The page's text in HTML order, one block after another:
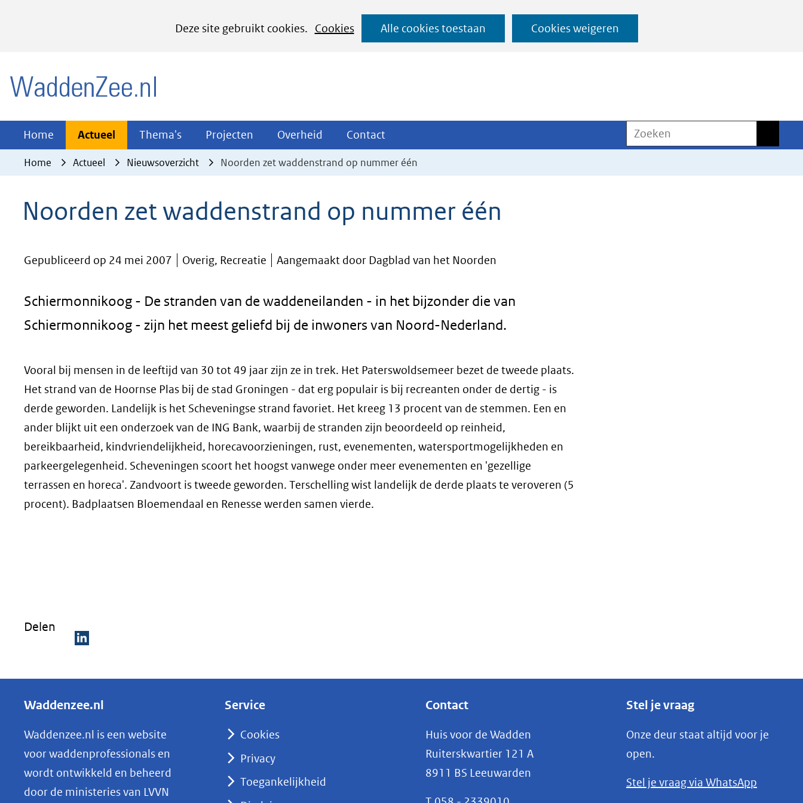
Deze site gebruikt cookies.
Cookies
het
cookies
website
worden
Alle cookies toestaan Cookies weigeren
Ga
naar
Home Actueel Actueel
Uitklappen
Thema's Thema's
Uitklappen
Projecten Projecten
Uitklappen
Overheid Overheid
Uitklappen
Contact
Uitklappen
Zoeken
Home Actueel Nieuwsoverzicht Noorden zet waddenstrand op nummer één
Noorden zet waddenstrand op nummer één
Gepubliceerd op 24 mei 2007 Overig, Recreatie Aangemaakt door Dagblad van het Noorden
Schiermonnikoog - De stranden van de waddeneilanden - in het bijzonder die van
Schiermonnikoog - zijn het meest geliefd bij de inwoners van Noord-Nederland.
Vooral bij mensen in de leeftijd van 30 tot 49 jaar zijn ze in trek. Het Paterswoldsemeer bezet de tweede plaats.
Het strand van de Hoornse Plas bij de stad Groningen - dat erg populair is bij recreanten onder de dertig - is
derde geworden. Landelijk is het Scheveningse strand favoriet. Het kreeg 13 procent van de stemmen. Een en
ander blijkt uit een onderzoek van de ING Bank, waarbij de stranden zijn beoordeeld op reinheid,
bereikbaarheid, kindvriendelijkheid, horecavoorzieningen, rust, evenementen, watersportmogelijkheden en
parkeergelegenheid. Scheveningen scoort het hoogst vanwege onder meer evenementen en 'gezellige
terrassen en horeca'. Zandvoort is tweede geworden. Terschelling wist landelijk de derde plaats te veroveren (5
procent). Badplaatsen Bloemendaal en Renesse werden samen vierde.
Delen
e
e
n
o
p
L
Waddenzee.nl
Waddenzee.nl is een website
voor waddenprofessionals en
wordt ontwikkeld en beheerd
door de ministeries van LVVN
Service
Cookies
Privacy
Toegankelijkheid
Contact
Huis voor de Wadden
Ruiterskwartier 121 A
8911 BS Leeuwarden
Stel je vraag
Onze deur staat altijd voor je
open.
Stel je vraag via WhatsApp